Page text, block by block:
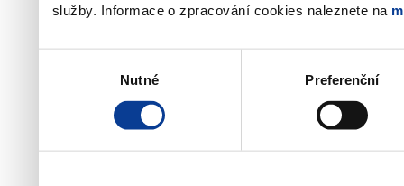
služby. Informace o zpracování cookies naleznete na
Nutné Preferenční